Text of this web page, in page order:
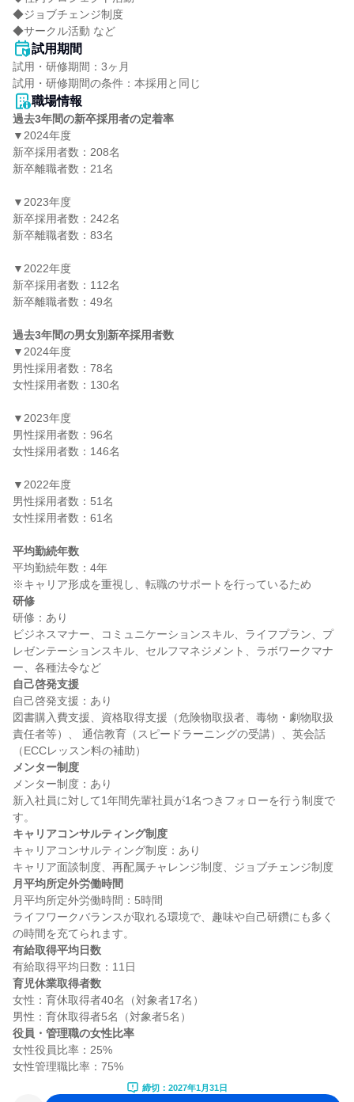
◆ジョブチェンジ制度
◆サークル活動 など
試用期間
試用・研修期間：3ヶ月
職場情報
過去3年間の新卒採用者の定着率
▼2024年度
新卒採用者数：208名
新卒離職者数：21名
▼2023年度
新卒採用者数：242名
新卒離職者数：83名
▼2022年度
新卒採用者数：112名
新卒離職者数：49名
過去3年間の男女別新卒採用者数
▼2024年度
男性採用者数：78名
女性採用者数：130名
▼2023年度
男性採用者数：96名
女性採用者数：146名
▼2022年度
男性採用者数：51名
女性採用者数：61名
平均勤続年数
平均勤続年数：4年
研修
研修：あり
ビジネスマナー、コミュニケーションスキル、ライフプラン、プ
レゼンテーションスキル、セルフマネジメント、ラボワークマナ
自己啓発支援
自己啓発支援：あり
図書購入費支援、資格取得支援（危険物取扱者、毒物・劇物取扱
責任者等）、 通信教育（スピードラーニングの受講）、英会話
メンター制度
メンター制度：あり
新入社員に対して1年間先輩社員が1名つきフォローを行う制度で
キャリアコンサルティング制度
キャリアコンサルティング制度：あり
月平均所定外労働時間
月平均所定外労働時間：5時間
ライフワークバランスが取れる環境で、趣味や自己研鑽にも多く
有給取得平均日数
育児休業取得者数
女性：育休取得者40名（対象者17名）
役員・管理職の女性比率
女性役員比率：25%
締切：2027年1月31日